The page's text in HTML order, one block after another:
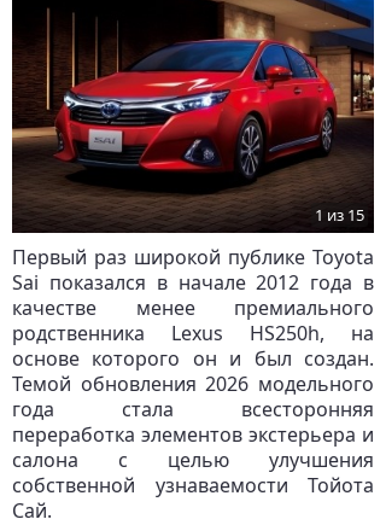
1 из 15
Первый раз широкой публике Toyota
Sai показался в начале 2012 года в
качестве менее премиального
родственника Lexus HS250h, на
основе которого он и был создан.
Темой обновления 2026 модельного
года стала всесторонняя
переработка элементов экстерьера и
салона с целью улучшения
собственной узнаваемости Тойота
Сай.